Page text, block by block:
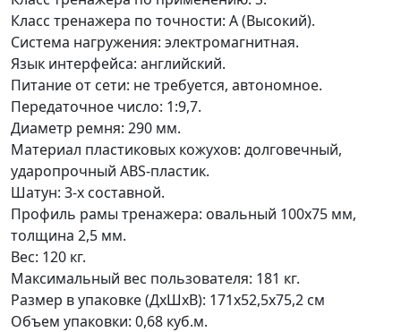
Класс тренажера по точности: A (Высокий).
Система нагружения: электромагнитная.
Язык интерфейса: английский.
Питание от сети: не требуется, автономное.
Передаточное число: 1:9,7.
Диаметр ремня: 290 мм.
Материал пластиковых кожухов: долговечный,
ударопрочный ABS-пластик.
Шатун: 3-х составной.
Профиль рамы тренажера: овальный 100х75 мм,
толщина 2,5 мм.
Вес: 120 кг.
Максимальный вес пользователя: 181 кг.
Размер в упаковке (ДхШхВ): 171х52,5х75,2 см
Объем упаковки: 0,68 куб.м.